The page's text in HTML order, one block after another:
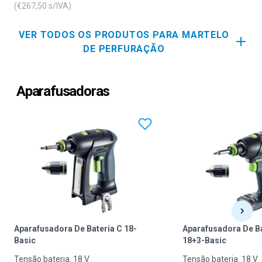
3 mm. O sistema de perfuração
rápida e fácil de filas de orifícios
para suportes para prateleiras,
suportes para painéis traseiros e
(€267,50 s/IVA)
VER TODOS OS PRODUTOS PARA MARTELO
DE PERFURAÇÃO
Aparafusadoras
Aparafusadora De Bateria C 18-
Basic
Tensão bateria. 18 V
Aparafusadora De
18+3-Basic
Tensão bateria. 18 V